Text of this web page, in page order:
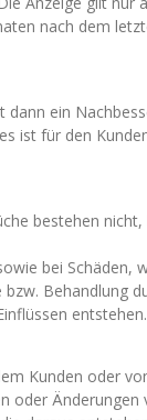
nach dem
ein
ist für den
bestehen nicht,
bei Schäden,
Behandlung
entstehen.
Kunden oder
oder